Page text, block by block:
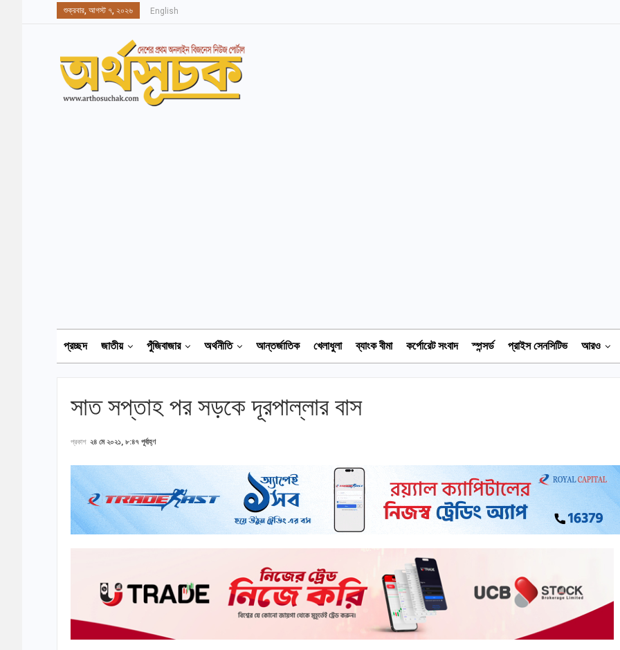
শুক্রবার, আগস্ট ৭, ২০২৬ English
প্রচ্ছদ জাতীয় পুঁজিবাজার অর্থনীতি আন্তর্জাতিক খেলাধুলা ব্যাংক বীমা কর্পোরেট সংবাদ স্পন্সর্ড প্রাইস সেনসিটিভ আরও
সাত সপ্তাহ পর সড়কে দূরপাল্লার বাস
প্রকাশ ২৪ মে ২০২১, ৮:৪৭ পূর্বাহ্ণ